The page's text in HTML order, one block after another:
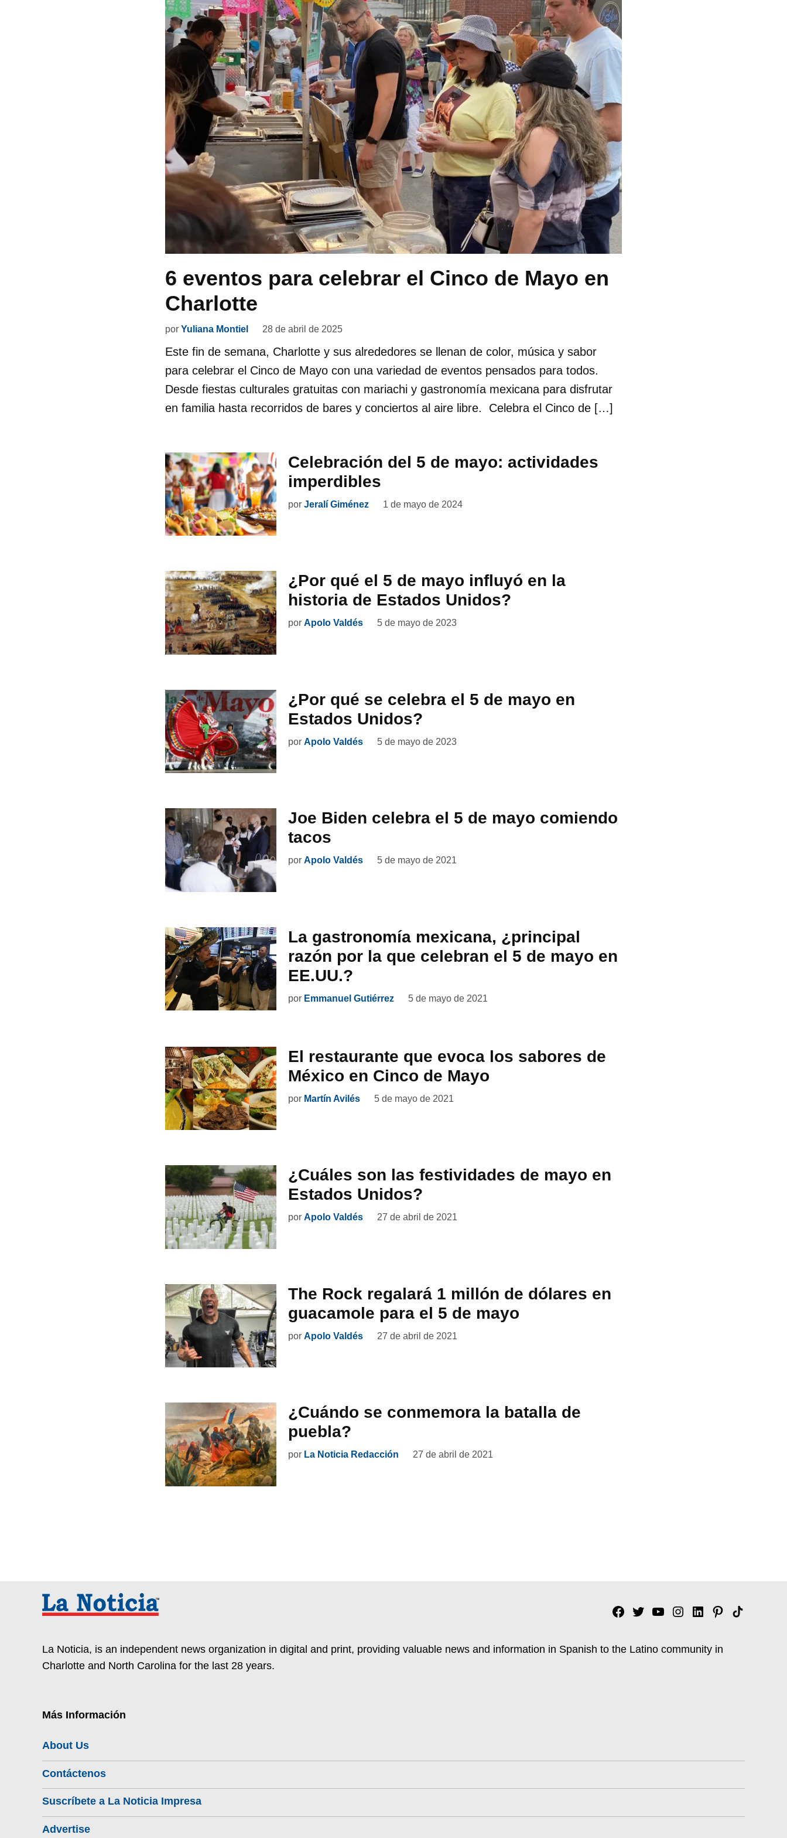
6 eventos para celebrar el Cinco de Mayo en
Charlotte
por Yuliana Montiel 28 de abril de 2025
Este fin de semana, Charlotte y sus alrededores se llenan de color, música y sabor
para celebrar el Cinco de Mayo con una variedad de eventos pensados para todos.
Desde fiestas culturales gratuitas con mariachi y gastronomía mexicana para disfrutar
en familia hasta recorridos de bares y conciertos al aire libre. Celebra el Cinco de […]
Celebración del 5 de mayo: actividades
imperdibles
por Jeralí Giménez 1 de mayo de 2024
¿Por qué el 5 de mayo influyó en la
historia de Estados Unidos?
por Apolo Valdés 5 de mayo de 2023
¿Por qué se celebra el 5 de mayo en
Estados Unidos?
por Apolo Valdés 5 de mayo de 2023
Joe Biden celebra el 5 de mayo comiendo
tacos
por Apolo Valdés 5 de mayo de 2021
La gastronomía mexicana, ¿principal
razón por la que celebran el 5 de mayo en
EE.UU.?
por Emmanuel Gutiérrez 5 de mayo de 2021
El restaurante que evoca los sabores de
México en Cinco de Mayo
por Martín Avilés 5 de mayo de 2021
¿Cuáles son las festividades de mayo en
Estados Unidos?
por Apolo Valdés 27 de abril de 2021
The Rock regalará 1 millón de dólares en
guacamole para el 5 de mayo
por Apolo Valdés 27 de abril de 2021
¿Cuándo se conmemora la batalla de
puebla?
por La Noticia Redacción 27 de abril de 2021
Facebook
TwitterYouTubeInstagram
Linkedin
Pinterest
Tik
La Noticia, is an independent news organization in digital and print, providing valuable news and information in Spanish to the Latino community in
Charlotte and North Carolina for the last 28 years.
Más Información
About Us
Contáctenos
Suscríbete a La Noticia Impresa
Advertise